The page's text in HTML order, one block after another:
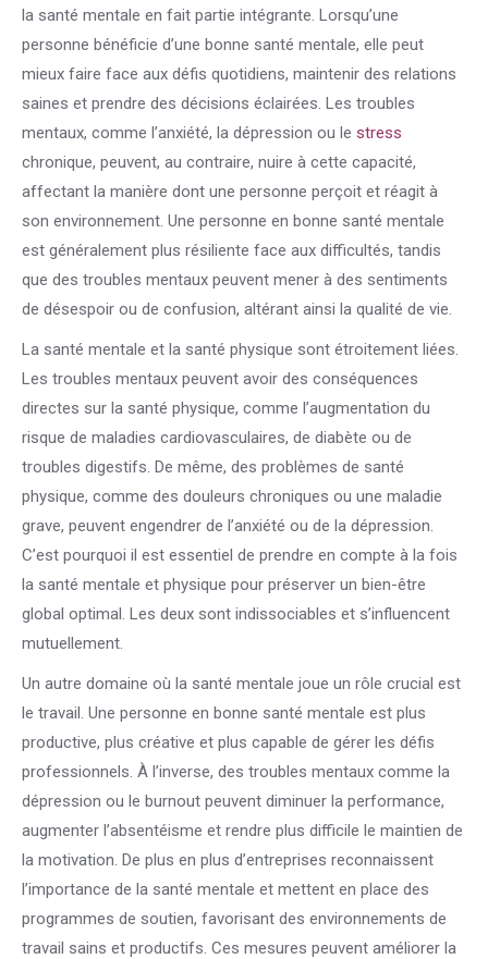
la santé mentale en fait partie intégrante. Lorsqu’une
personne bénéficie d’une bonne santé mentale, elle peut
mieux faire face aux défis quotidiens, maintenir des relations
saines et prendre des décisions éclairées. Les troubles
mentaux, comme l’anxiété, la dépression ou le stress
chronique, peuvent, au contraire, nuire à cette capacité,
affectant la manière dont une personne perçoit et réagit à
son environnement. Une personne en bonne santé mentale
est généralement plus résiliente face aux difficultés, tandis
que des troubles mentaux peuvent mener à des sentiments
de désespoir ou de confusion, altérant ainsi la qualité de vie.
La santé mentale et la santé physique sont étroitement liées.
Les troubles mentaux peuvent avoir des conséquences
directes sur la santé physique, comme l’augmentation du
risque de maladies cardiovasculaires, de diabète ou de
troubles digestifs. De même, des problèmes de santé
physique, comme des douleurs chroniques ou une maladie
grave, peuvent engendrer de l’anxiété ou de la dépression.
C’est pourquoi il est essentiel de prendre en compte à la fois
la santé mentale et physique pour préserver un bien-être
global optimal. Les deux sont indissociables et s’influencent
mutuellement.
Un autre domaine où la santé mentale joue un rôle crucial est
le travail. Une personne en bonne santé mentale est plus
productive, plus créative et plus capable de gérer les défis
professionnels. À l’inverse, des troubles mentaux comme la
dépression ou le burnout peuvent diminuer la performance,
augmenter l’absentéisme et rendre plus difficile le maintien de
la motivation. De plus en plus d’entreprises reconnaissent
l’importance de la santé mentale et mettent en place des
programmes de soutien, favorisant des environnements de
travail sains et productifs. Ces mesures peuvent améliorer la